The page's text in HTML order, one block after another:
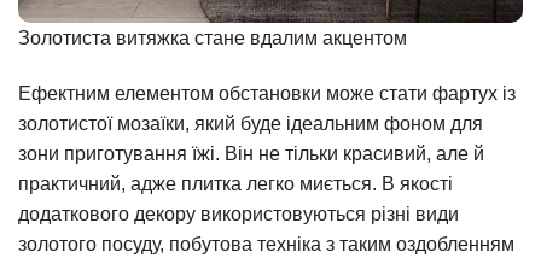
Золотиста витяжка стане вдалим акцентом
Ефектним елементом обстановки може стати фартух із
золотистої мозаїки, який буде ідеальним фоном для
зони приготування їжі. Він не тільки красивий, але й
практичний, адже плитка легко миється. В якості
додаткового декору використовуються різні види
золотого посуду, побутова техніка з таким оздобленням